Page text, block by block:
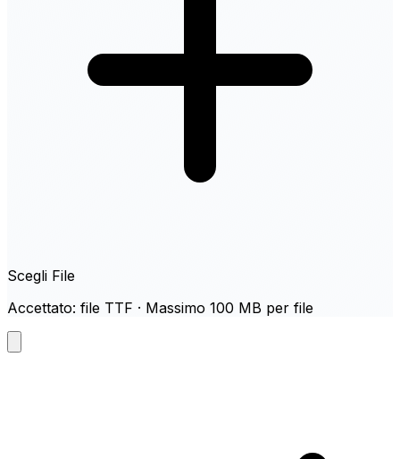
Scegli File
Accettato: file TTF · Massimo 100 MB per file